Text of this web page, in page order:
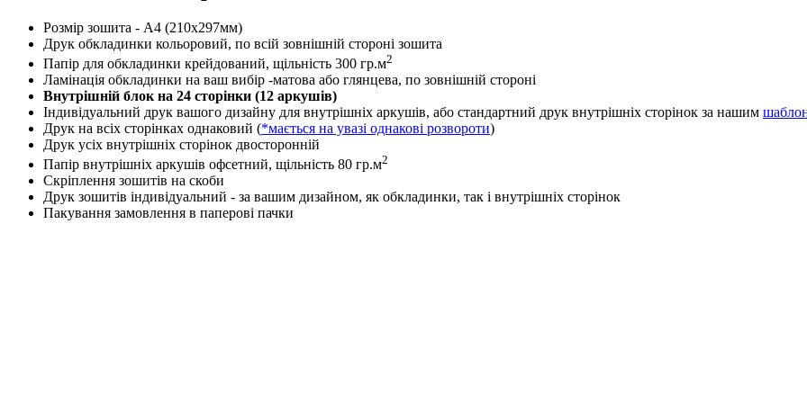
Розмір зошита - А4 (210х297мм)
Друк обкладинки кольоровий, по всій зовнішній стороні зошита
Папір для обкладинки крейдований, щільність 300 гр.м2
Ламінація обкладинки на ваш вибір -матова або глянцева, по зовнішній стороні
Внутрішній блок на 24 сторінки (12 аркушів)
Індивідуальний друк вашого дизайну для внутрішніх аркушів, або стандартний друк внутрішніх сторінок за нашим
Друк на всіх сторінках однаковий (*мається на увазі однакові розвороти)
Друк усіх внутрішніх сторінок двосторонній
Папір внутрішніх аркушів офсетний, щільність 80 гр.м2
Скріплення зошитів на скоби
Друк зошитів індивідуальний - за вашим дизайном, як обкладинки, так і внутрішніх сторінок
Пакування замовлення в паперові пачки